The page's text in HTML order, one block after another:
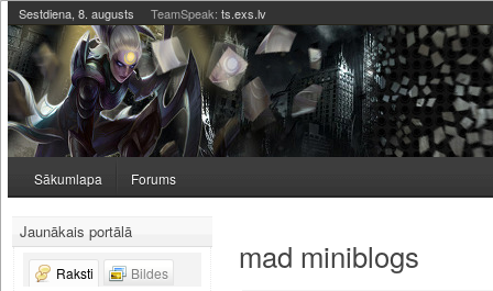
Sestdiena, 8. augusts TeamSpeak: ts.exs.lv
Sākumlapa Forums
mad miniblogs
Jaunākais portālā
Raksti
Bildes